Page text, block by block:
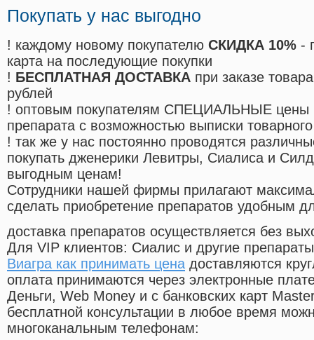
Покупать у нас выгодно
! каждому новому покупателю СКИДКА 10% -
карта на последующие покупки
! БЕСПЛАТНАЯ ДОСТАВКА при заказе
рублей
! оптовым покупателям СПЕЦИАЛЬНЫЕ цены
препарата с возможностью выписки
! так же у нас постоянно проводятся
покупать дженерики Левитры, Сиалиса и
выгодным ценам!
Cотрудники нашей фирмы прилагают
сделать приобретение препаратов удобным
доставка препаратов осуществляется без
Для VIP клиентов: Сиалис и другие
Виагра как принимать цена доставляются
оплата принимаются через электронные
Деньги, Web Money и с банковских карт
бесплатной консультации в любое время
многоканальным телефонам: